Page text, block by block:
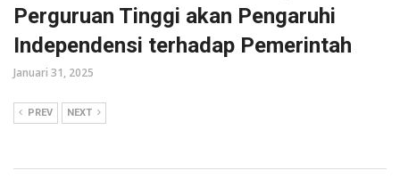
Perguruan Tinggi akan Pengaruhi
Independensi terhadap Pemerintah
Januari 31, 2025
PREV NEXT